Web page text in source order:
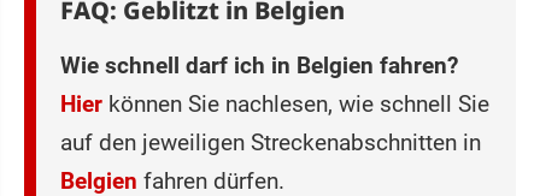
FAQ: Geblitzt in Belgien
Wie schnell darf ich in Belgien fahren?
Hier können Sie nachlesen, wie schnell Sie
auf den jeweiligen Streckenabschnitten in
Belgien fahren dürfen.